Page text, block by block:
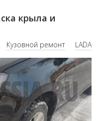
крыла и
Кузовной ремонт LADA